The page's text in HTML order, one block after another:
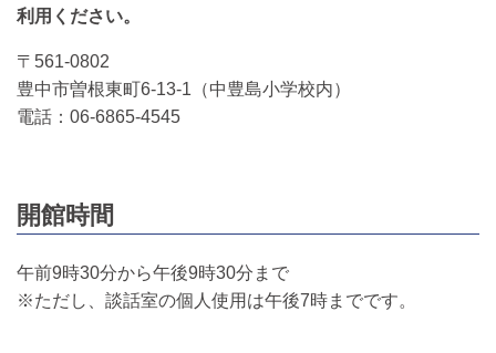
利用ください。
〒561-0802
豊中市曽根東町6-13-1（中豊島小学校内）
電話：06-6865-4545
開館時間
午前9時30分から午後9時30分まで
※ただし、談話室の個人使用は午後7時までです。